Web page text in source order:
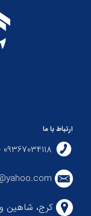
ارتباط با ما
09367034118 - 09195045363
کرج، شاهین